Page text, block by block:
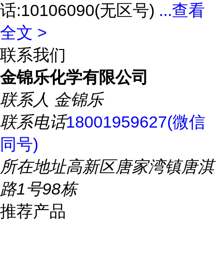
话:10106090(无区号) ...查看
全文 >
联系我们
金锦乐化学有限公司
联系人 金锦乐
联系电话18001959627(微信
同号)
所在地址高新区唐家湾镇唐淇
路1号98栋
推荐产品